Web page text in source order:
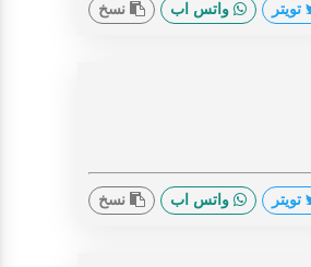
تويتر واتس اب نسخ
تويتر واتس اب نسخ